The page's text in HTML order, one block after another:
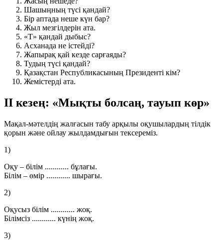
Шашыңның түсі қандай?
Бір аптада неше күн бар?
Жыл мезгілдерін ата.
«Т» қандай дыбыс?
Асханада не істейді?
Жапырақ қай кезде сарғаяды?
Тудың түсі қандай?
Қазақстан Республикасының Президенті кім?
Жемістерді ата.
ІІ кезең: «Мықты болсаң, тауып көр»
Мақал-мәтелдің жалғасын табу арқылы оқушылардың тілдік
қорын және ойлау жылдамдығын тексереміз.
1)
Оқу – білім ............ бұлағы.
Білім – өмір ............ шырағы.
2)
Оқусыз білім ............ жоқ.
Білімсіз ............ күнің жоқ.
3)